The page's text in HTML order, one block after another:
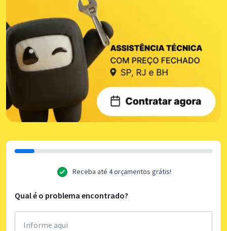
Receba até 4 orçamentos grátis!
Qual é o problema encontrado?